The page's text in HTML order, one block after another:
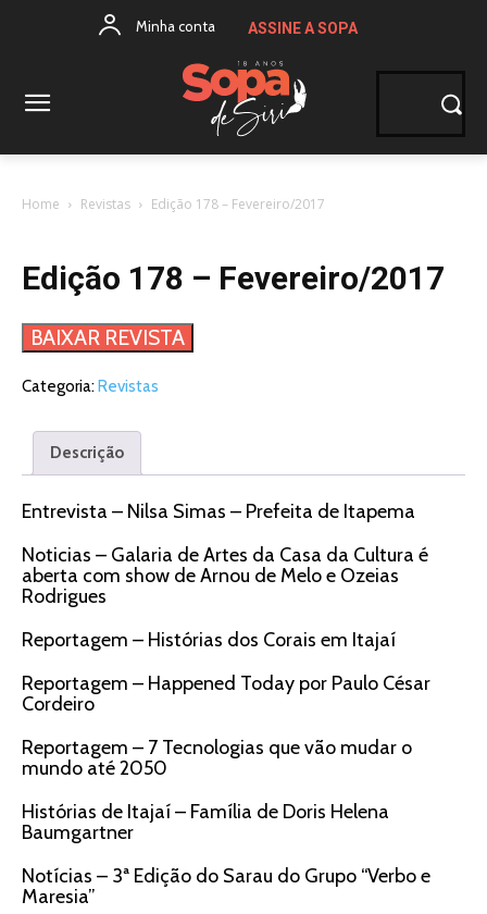
Minha conta ASSINE A SOPA
Home Revistas Edição 178 – Fevereiro/2017
Edição 178 – Fevereiro/2017
BAIXAR REVISTA
Categoria:Revistas
Descrição
Entrevista – Nilsa Simas – Prefeita de Itapema
Noticias – Galaria de Artes da Casa da Cultura é
aberta com show de Arnou de Melo e Ozeias
Rodrigues
Reportagem – Histórias dos Corais em Itajaí
Reportagem – Happened Today por Paulo César
Cordeiro
Reportagem – 7 Tecnologias que vão mudar o
mundo até 2050
Histórias de Itajaí – Família de Doris Helena
Baumgartner
Notícias – 3ª Edição do Sarau do Grupo “Verbo e
Maresia”